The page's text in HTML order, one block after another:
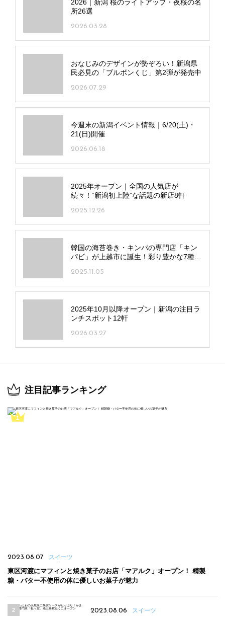
2026｜新潟 桜のライトアップ・夜桜の名
所26選
2026.03.28
おなじみのデザインが勢ぞろい！新潟県
民必見の「ブルボンくじ」第2弾が発売中
2026.07.29
今週末の新潟イベント情報｜6/20(土)・
21(日)開催
2026.06.18
2025年オープン｜全国の人気店が
続々！“新潟初上陸”な話題の新店8軒
2025.12.26
韓国の海苔巻き・キンパの専門店「キン
パビ」が上越市に誕生！彩り豊かな7種類
2025.11.05
2025年10月以降オープン｜新潟の注目ラ
ンチスポット12軒
2026.03.27
注目記事ランキング
2023.08.07 スイーツ
東区河渡にマフィンと焼き菓子のお店「マアルク」オープン！ 精製
糖・バター不使用の体に優しいお菓子が魅力
2023.08.06 スイーツ